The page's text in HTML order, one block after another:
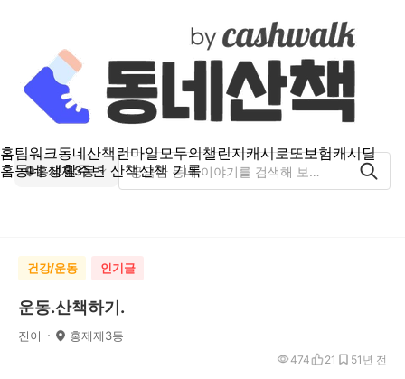
홈팀워크동네산책 런마일모두의챌린지캐시로또보험캐시딜
홈동네 생활주변 산책산책 기록
홍제제3동
건강/운동 인기글
운동.산책하기.
진이 홍제제3동
1년 전
474 21 5